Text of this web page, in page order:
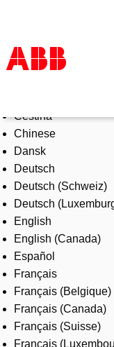
Products &
Industries
Services
About us
Where to buy
Contact us
Careers
Čeština
Chinese
Dansk
Deutsch
Deutsch (Schweiz)
Deutsch
English
English (Canada)
Español
Français
Français (Belgique)
Français (Canada)
Français (Suisse)
Français